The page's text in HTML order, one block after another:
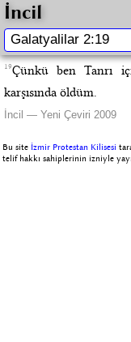
İncil
19Çünkü ben Tanrı
karşısında öldüm.
İncil — Yeni Çeviri 2009
Bu site İzmir Protestan Kilisesi
telif hakkı sahiplerinin izniyle